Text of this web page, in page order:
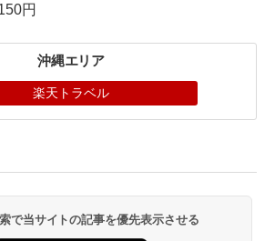
円
沖縄エリア
楽天トラベル
で当サイトの記事を優先表示させる